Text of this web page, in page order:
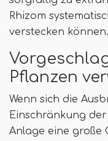
Rhizom
verstecken können.
Pflanzen
Wenn sich die
Einschränkung
Anlage eine große